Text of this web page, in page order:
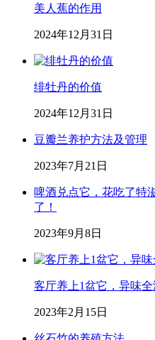
美人蕉的作用
2024年12月31日
绯牡丹的价值
2024年12月31日
豆瓣兰养护方法及管理
2023年7月21日
啤酒兑点它，花吃了特
了！
2023年9月8日
客厅养上1盆它，异味
2023年2月15日